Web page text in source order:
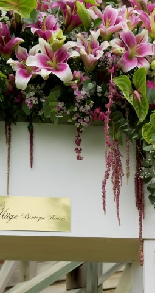
کیک تازه
فارسی
english
turkish
Русский
العربية
جعبه هدیه
کیک تازه
فارسی
english